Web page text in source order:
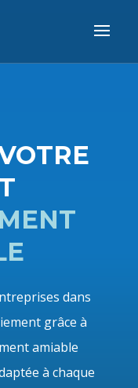
dans
grâce à
amiable
à chaque